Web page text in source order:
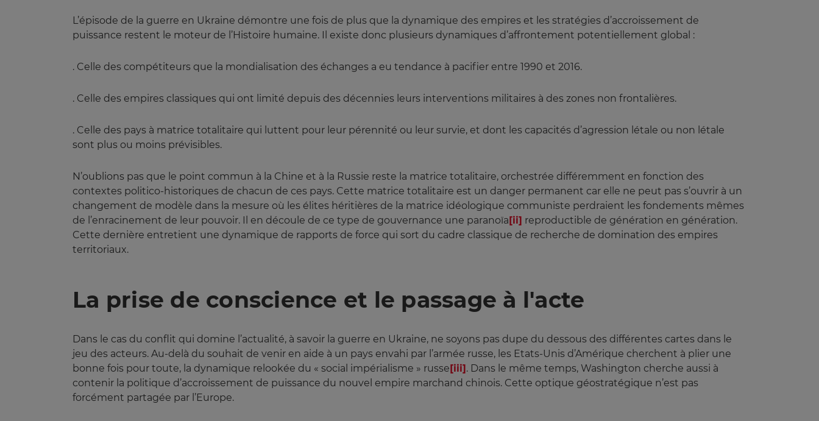
L’épisode de la guerre en Ukraine démontre une fois de plus que la dynamique des empires et les stratégies d’accroissement de
puissance restent le moteur de l’Histoire humaine. Il existe donc plusieurs dynamiques d’affrontement potentiellement global :
. Celle des compétiteurs que la mondialisation des échanges a eu tendance à pacifier entre 1990 et 2016.
. Celle des empires classiques qui ont limité depuis des décennies leurs interventions militaires à des zones non frontalières.
. Celle des pays à matrice totalitaire qui luttent pour leur pérennité ou leur survie, et dont les capacités d’agression létale ou non létale
sont plus ou moins prévisibles.
N’oublions pas que le point commun à la Chine et à la Russie reste la matrice totalitaire, orchestrée différemment en fonction des
contextes politico-historiques de chacun de ces pays. Cette matrice totalitaire est un danger permanent car elle ne peut pas s’ouvrir à un
changement de modèle dans la mesure où les élites héritières de la matrice idéologique communiste perdraient les fondements mêmes
de l’enracinement de leur pouvoir. Il en découle de ce type de gouvernance une paranoïa[ii] reproductible de génération en génération.
Cette dernière entretient une dynamique de rapports de force qui sort du cadre classique de recherche de domination des empires
territoriaux.
La prise de conscience et le passage à l'acte
Dans le cas du conflit qui domine l’actualité, à savoir la guerre en Ukraine, ne soyons pas dupe du dessous des différentes cartes dans le
jeu des acteurs. Au-delà du souhait de venir en aide à un pays envahi par l’armée russe, les Etats-Unis d’Amérique cherchent à plier une
bonne fois pour toute, la dynamique relookée du « social impérialisme » russe[iii]. Dans le même temps, Washington cherche aussi à
contenir la politique d’accroissement de puissance du nouvel empire marchand chinois. Cette optique géostratégique n’est pas
forcément partagée par l’Europe.